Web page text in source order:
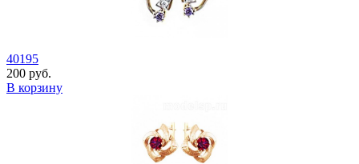
40195
200 руб.
В корзину